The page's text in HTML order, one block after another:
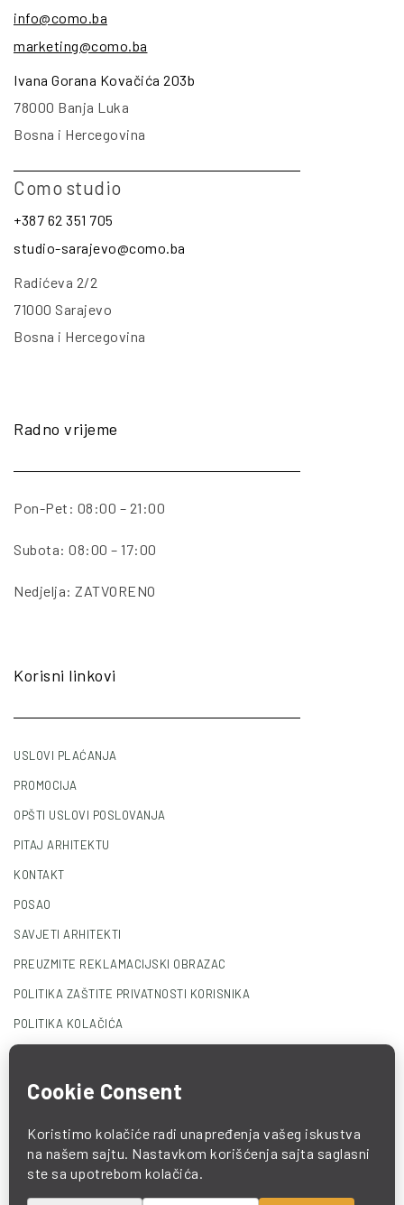
info@como.ba
marketing@como.ba
Ivana Gorana Kovačića 203b
78000 Banja Luka
Bosna i Hercegovina
Como studio
+387 62 351 705
studio-sarajevo@como.ba
Radićeva 2/2
71000 Sarajevo
Bosna i Hercegovina
Radno vrijeme
Pon-Pet: 08:00 – 21:00
Subota: 08:00 – 17:00
Nedjelja: ZATVORENO
Korisni linkovi
USLOVI PLAĆANJA
PROMOCIJA
OPŠTI USLOVI POSLOVANJA
PITAJ ARHITEKTU
KONTAKT
POSAO
SAVJETI ARHITEKTI
PREUZMITE REKLAMACIJSKI OBRAZAC
POLITIKA ZAŠTITE PRIVATNOSTI KORISNIKA
POLITIKA KOLAČIĆA
© 2025 COMO. All Rights Reserved